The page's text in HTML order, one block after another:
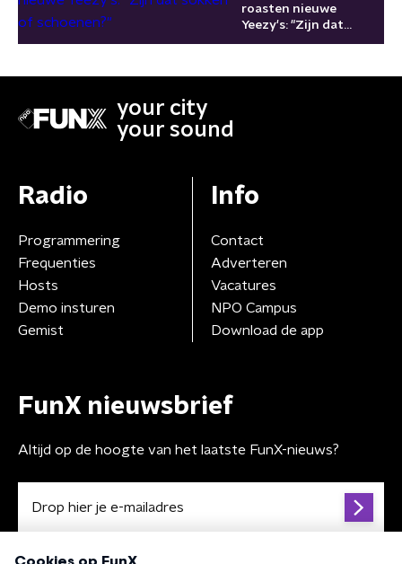
roasten nieuwe
Yeezy's: "Zijn dat
your city
your sound
Radio
Programmering
Frequenties
Hosts
Demo insturen
Gemist
Info
Contact
Adverteren
Vacatures
NPO Campus
Download de app
FunX nieuwsbrief
Altijd op de hoogte van het laatste FunX-nieuws?